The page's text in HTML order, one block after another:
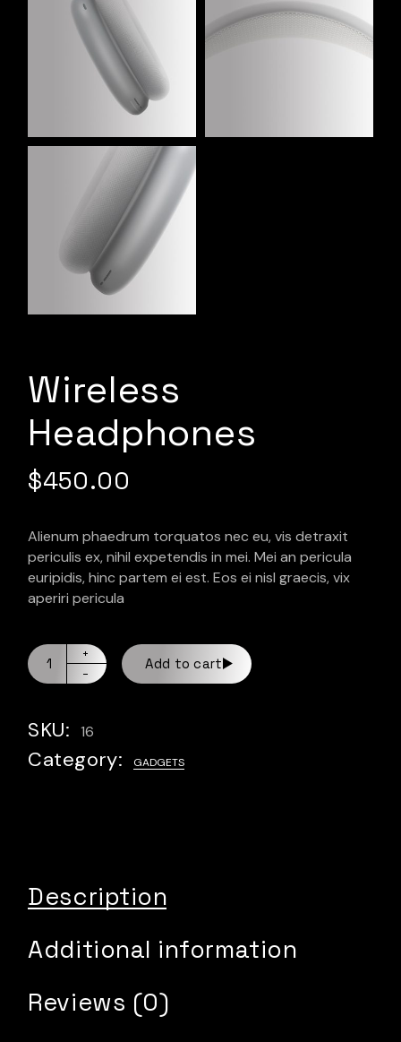
Wireless
Headphones
$450.00
Alienum phaedrum torquatos nec eu, vis detraxit
periculis ex, nihil expetendis in mei. Mei an pericula
euripidis, hinc partem ei est. Eos ei nisl graecis, vix
aperiri pericula
Add to cart
SKU: 16
Category: GADGETS
Description
Additional information
Reviews (0)